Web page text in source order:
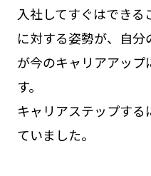
入社してすぐはできる
に対する姿勢が、自
が今のキャリアアップ
す。
キャリアステップする
ていました。